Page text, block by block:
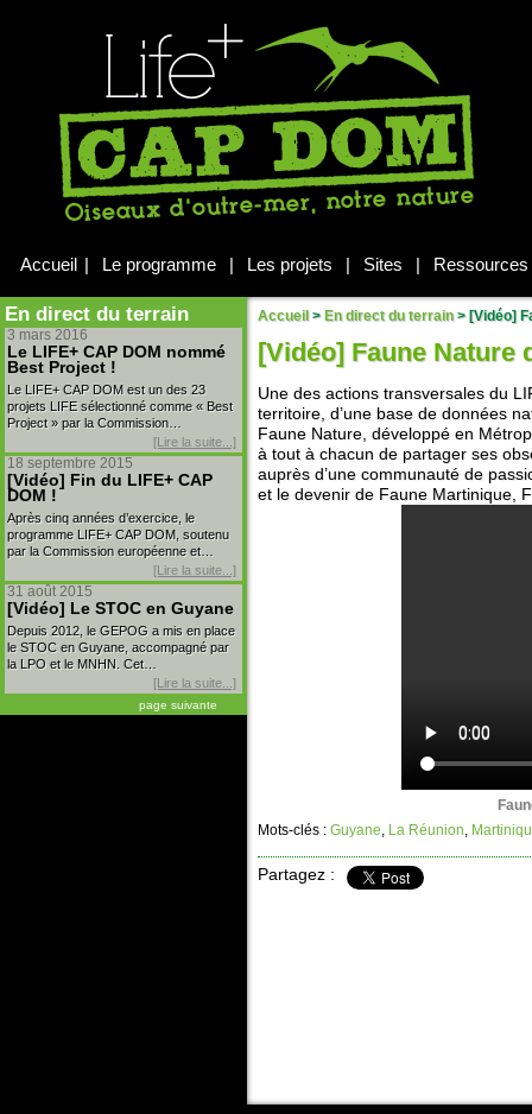
Accueil | Le programme | Les projets | Sites | Ressources
En direct du terrain
3 mars 2016
Le LIFE+ CAP DOM nommé
Best Project !
Le LIFE+ CAP DOM est un des 23
projets LIFE sélectionné comme « Best
Project » par la Commission…
[Lire la suite...]
18 septembre 2015
[Vidéo] Fin du LIFE+ CAP
DOM !
Après cinq années d’exercice, le
programme LIFE+ CAP DOM, soutenu
par la Commission européenne et…
[Lire la suite...]
31 août 2015
[Vidéo] Le STOC en Guyane
Depuis 2012, le GEPOG a mis en place
le STOC en Guyane, accompagné par
la LPO et le MNHN. Cet…
[Lire la suite...]
page suivante
Accueil > En direct du terrain >[Vidéo]
[Vidéo] Faune Nature
Une des actions transversales du
territoire, d’une base de données
Faune Nature, développé en
à tout à chacun de partager ses
auprès d’une communauté de
et le devenir de Faune Martinique,
Mots-clés : Guyane La Réunion
Partagez :